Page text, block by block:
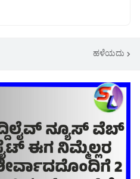
ಹಳೆಯದು